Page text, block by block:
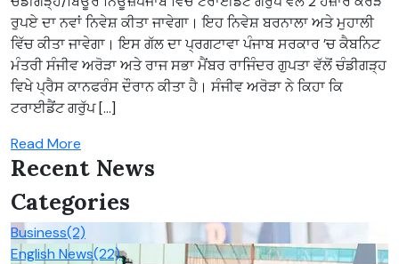
ਰੁਪਏ ਦਾ ਨਵਾਂ ਨਿਵੇਸ਼ ਕੀਤਾ ਜਾਵੇਗਾ। ਇਹ ਨਿਵੇਸ਼ ਬਰਨਾਲਾ ਅਤੇ ਮੁਹਾਲੀ
ਵਿੱਚ ਕੀਤਾ ਜਾਵੇਗਾ। ਇਸ ਗੱਲ ਦਾ ਪ੍ਰਗਟਾਵਾ ਪੰਜਾਬ ਸਰਕਾਰ ’ਚ ਕੈਬਨਿਟ
ਮੰਤਰੀ ਸੰਜੀਵ ਅਰੋੜਾ ਅਤੇ ਰਾਜ ਸਭਾ ਮੈਂਬਰ ਰਾਜਿੰਦਰ ਗੁਪਤਾ ਵੱਲੋਂ ਚੰਡੀਗੜ੍ਹ
ਵਿਖੇ ਪ੍ਰੈਸ ਕਾਨਫਰੰਸ ਦੌਰਾਨ ਕੀਤਾ ਹੈ। ਸੰਜੀਵ ਅਰੋੜਾ ਨੇ ਕਿਹਾ ਕਿ
ਟਰਾਈਡੈਂਟ ਗਰੁੱਪ […]
Read More
Recent News
Categories
Business(2)
English News(22)